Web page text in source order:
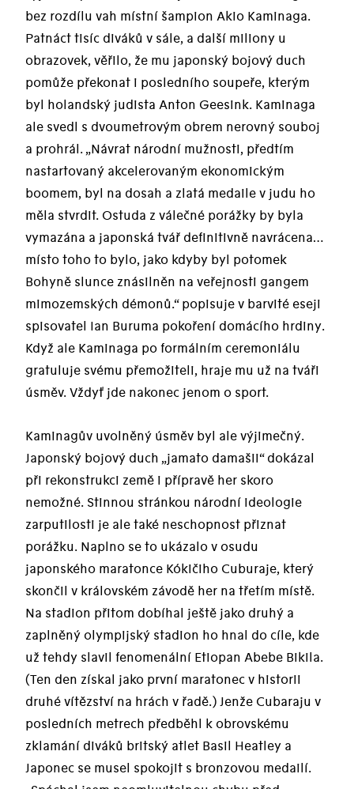
bez rozdílu vah místní šampion Akio Kaminaga.
Patnáct tisíc diváků v sále, a další miliony u
obrazovek, věřilo, že mu japonský bojový duch
pomůže překonat i posledního soupeře, kterým
byl holandský judista Anton Geesink. Kaminaga
ale svedl s dvoumetrovým obrem nerovný souboj
a prohrál. „Návrat národní mužnosti, předtím
nastartovaný akcelerovaným ekonomickým
boomem, byl na dosah a zlatá medaile v judu ho
měla stvrdit. Ostuda z válečné porážky by byla
vymazána a japonská tvář definitivně navrácena…
místo toho to bylo, jako kdyby byl potomek
Bohyně slunce znásilněn na veřejnosti gangem
mimozemských démonů.“ popisuje v barvité eseji
spisovatel Ian Buruma pokoření domácího hrdiny.
Když ale Kaminaga po formálním ceremoniálu
gratuluje svému přemožiteli, hraje mu už na tváři
úsměv. Vždyť jde nakonec jenom o sport.
Kaminagův uvolněný úsměv byl ale výjimečný.
Japonský bojový duch „jamato damašii“ dokázal
při rekonstrukci země i přípravě her skoro
nemožné. Stinnou stránkou národní ideologie
zarputilosti je ale také neschopnost přiznat
porážku. Naplno se to ukázalo v osudu
japonského maratonce Kókičiho Cuburaje, který
skončil v královském závodě her na třetím místě.
Na stadion přitom dobíhal ještě jako druhý a
zaplněný olympijský stadion ho hnal do cíle, kde
už tehdy slavil fenomenální Etiopan Abebe Bikila.
(Ten den získal jako první maratonec v historii
druhé vítězství na hrách v řadě.) Jenže Cubaraju v
posledních metrech předběhl k obrovskému
zklamání diváků britský atlet Basil Heatley a
Japonec se musel spokojit s bronzovou medailí.